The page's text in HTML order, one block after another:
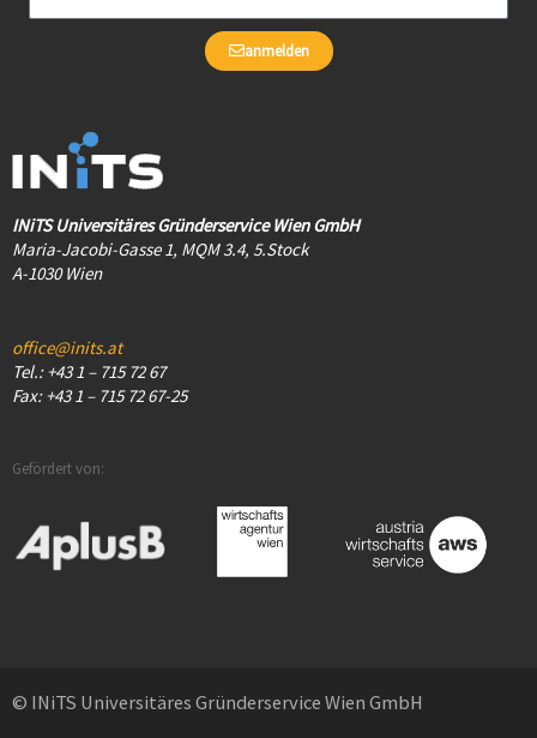
anmelden
INiTS Universitäres Gründerservice Wien GmbH
Maria-Jacobi-Gasse 1, MQM 3.4, 5.Stock
A-1030 Wien
office@inits.at
Tel.: +43 1 – 715 72 67
Fax: +43 1 – 715 72 67-25
Gefördert von:
© INiTS Universitäres Gründerservice Wien GmbH